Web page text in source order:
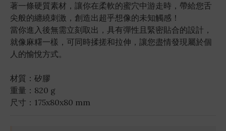
著一條硬質素材，讓你在柔軟的蜜穴中游走時，帶給您舌
尖般的纏繞刺激，創造出超乎想像的未知觸感！
當你進入後無需立刻取出，具有彈性且緊密貼合的設計，
就像麻糬一樣，可同時揉搓和拉伸，讓您盡情發現屬於個
人的愉悅方式。
材質：矽膠
重量：820 g
尺寸：175x80x80 mm